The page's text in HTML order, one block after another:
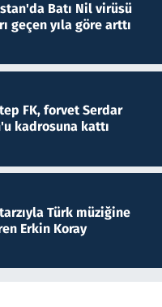
Batı Nil virüsü
geçen yıla göre arttı
FK, forvet Serdar
kadrosuna kattı
Türk müziğine
Erkin Koray